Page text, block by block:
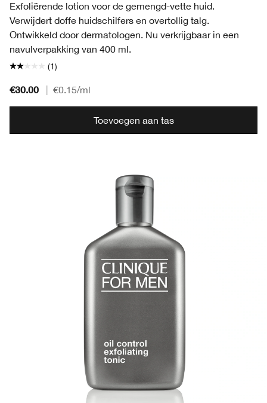
Exfoliërende lotion voor de gemengd-vette huid.
Verwijdert doffe huidschilfers en overtollig talg.
Ontwikkeld door dermatologen. Nu verkrijgbaar in een
navulverpakking van 400 ml.
(1)
€30.00 €0.15/ml
Toevoegen aan tas